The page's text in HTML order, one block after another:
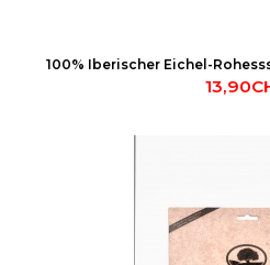
100% Iberischer Eichel-